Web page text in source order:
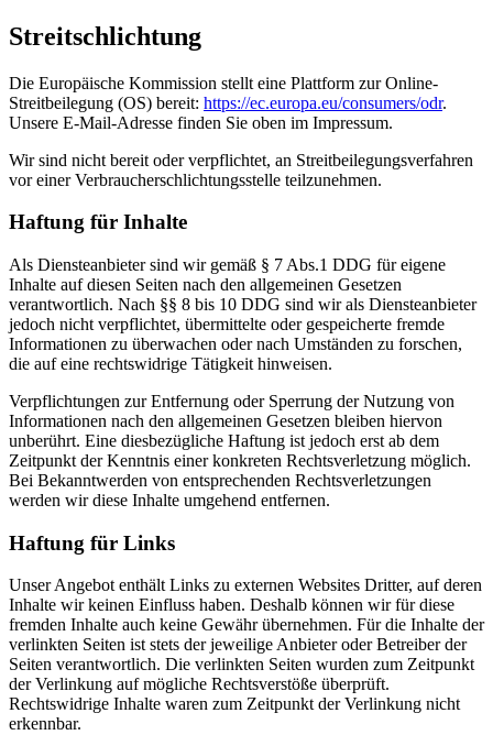
Streitschlichtung
Die Europäische Kommission stellt eine Plattform zur Online-
Streitbeilegung (OS) bereit: https://ec.europa.eu/consumers/odr.
Unsere E-Mail-Adresse finden Sie oben im Impressum.
Wir sind nicht bereit oder verpflichtet, an Streitbeilegungsverfahren
vor einer Verbraucherschlichtungsstelle teilzunehmen.
Haftung für Inhalte
Als Diensteanbieter sind wir gemäß § 7 Abs.1 DDG für eigene
Inhalte auf diesen Seiten nach den allgemeinen Gesetzen
verantwortlich. Nach §§ 8 bis 10 DDG sind wir als Diensteanbieter
jedoch nicht verpflichtet, übermittelte oder gespeicherte fremde
Informationen zu überwachen oder nach Umständen zu forschen,
die auf eine rechtswidrige Tätigkeit hinweisen.
Verpflichtungen zur Entfernung oder Sperrung der Nutzung von
Informationen nach den allgemeinen Gesetzen bleiben hiervon
unberührt. Eine diesbezügliche Haftung ist jedoch erst ab dem
Zeitpunkt der Kenntnis einer konkreten Rechtsverletzung möglich.
Bei Bekanntwerden von entsprechenden Rechtsverletzungen
werden wir diese Inhalte umgehend entfernen.
Haftung für Links
Unser Angebot enthält Links zu externen Websites Dritter, auf deren
Inhalte wir keinen Einfluss haben. Deshalb können wir für diese
fremden Inhalte auch keine Gewähr übernehmen. Für die Inhalte der
verlinkten Seiten ist stets der jeweilige Anbieter oder Betreiber der
Seiten verantwortlich. Die verlinkten Seiten wurden zum Zeitpunkt
der Verlinkung auf mögliche Rechtsverstöße überprüft.
Rechtswidrige Inhalte waren zum Zeitpunkt der Verlinkung nicht
erkennbar.